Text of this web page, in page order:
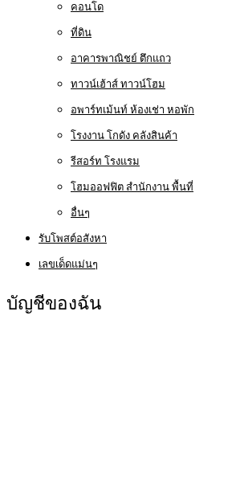
คอนโด
ที่ดิน
อาคารพาณิชย์ ตึกแถว
ทาวน์เฮ้าส์ ทาวน์โฮม
อพาร์ทเม้นท์ ห้องเช่า หอพัก
โรงงาน โกดัง คลังสินค้า
รีสอร์ท โรงแรม
โฮมออฟฟิต สำนักงาน พื้นที่
อื่นๆ
รับโพสต์อสังหา
เลขเด็ดแม่นๆ
บัญชีของฉัน